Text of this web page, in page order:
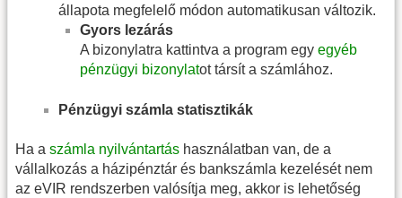
állapota megfelelő módon automatikusan változik.
Gyors lezárás
A bizonylatra kattintva a program egy egyéb
pénzügyi bizonylatot társít a számlához.
Pénzügyi számla statisztikák
Ha a számla nyilvántartás használatban van, de a
vállalkozás a házipénztár és bankszámla kezelését nem
az eVIR rendszerben valósítja meg, akkor is lehetőség